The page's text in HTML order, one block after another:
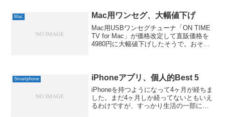
Mac Mac用ワンセグ、大幅値下げ
Mac用USBワンセグチューナ「ON TIME
TV for Mac」が価格改定して直販価格を
4980円に大幅値下げしたそうで。おそら
Smartphone iPhoneアプリ、個人的Best 5
iPhoneを持つようになって4ヶ月が経ちま
した。まだ4ヶ月しか経ってないともいえ
るわけですが、すっかり生活の一部にな